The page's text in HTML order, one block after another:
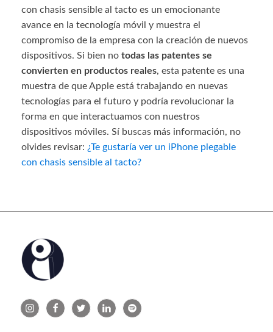
con chasis sensible al tacto es un emocionante
avance en la tecnología móvil y muestra el
compromiso de la empresa con la creación de nuevos
dispositivos. Si bien no todas las patentes se
convierten en productos reales, esta patente es una
muestra de que Apple está trabajando en nuevas
tecnologías para el futuro y podría revolucionar la
forma en que interactuamos con nuestros
dispositivos móviles. Sí buscas más información, no
olvides revisar: ¿Te gustaría ver un iPhone plegable
con chasis sensible al tacto?